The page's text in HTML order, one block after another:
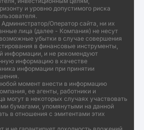
и уровню допустимого риска
Оператор сайта, ни их
лица (далее - Компания) не несут
убытки в случае совершения
в финансовые инструменты,
информации, и не рекомендуют
информацию в качестве
информации при принятии
момент внести в информацию
ее агенты, работники и
могут в некоторых случаях участвовать
бумагами, упомянутыми на данной
в отношения с эмитентами этих